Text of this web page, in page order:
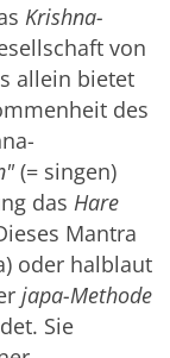
Krishna-
von
allein bietet
des
(= singen)
das Hare
Mantra
oder halblaut
japa-Methode
Sie